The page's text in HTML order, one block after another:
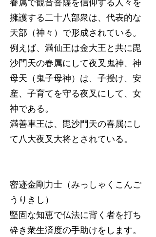
擁護する二十八部衆は、代表的な
天部（神々）で形成されている。
例えば、満仙王は金大王と共に毘
沙門天の春属にして夜叉鬼神、神
母天（鬼子母神）は、子授け、安
産、子育てを守る夜叉にして、女
神である。
満善車王は、毘沙門天の春属にし
て八大夜叉大将とされている。
密迹金剛力士（みっしゃくこんご
うりきし）
堅固な知恵で仏法に背く者を打ち
砕き衆生済度の手助けをします。